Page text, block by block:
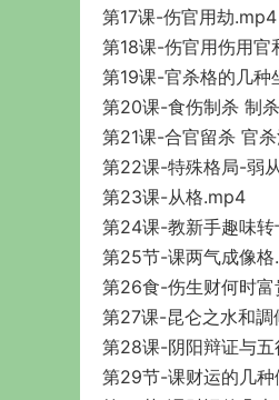
第17课-伤官用劫.mp4
第18课-伤官用伤用官
第19课-官杀格的几种
第20课-食伤制杀 制
第21课-合官留杀 官
第22课-特殊格局-弱
第23课-从格.mp4
第24课-教新手趣味
第25节-课两气成像
第26食-伤生财何时
第27课-昆仑之水和
第28课-阴阳辩证与
第29节-课财运的几